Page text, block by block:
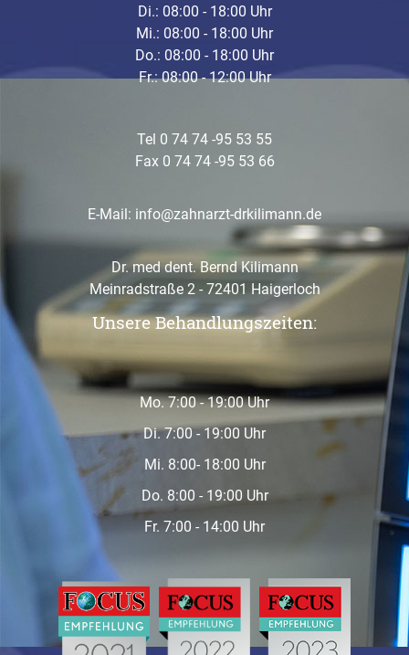
Di.: 08:00 - 18:00 Uhr
Mi.: 08:00 - 18:00 Uhr
Do.: 08:00 - 18:00 Uhr
Fr.: 08:00 - 12:00 Uhr
Tel 0 74 74 -95 53 55
Fax 0 74 74 -95 53 66
E-Mail: info@zahnarzt-drkilimann.de
Dr. med dent. Bernd Kilimann
Meinradstraße 2 - 72401 Haigerloch
Unsere Behandlungszeiten:
Mo. 7:00 - 19:00 Uhr
Di. 7:00 - 19:00 Uhr
Mi. 8:00- 18:00 Uhr
Do. 8:00 - 19:00 Uhr
Fr. 7:00 - 14:00 Uhr